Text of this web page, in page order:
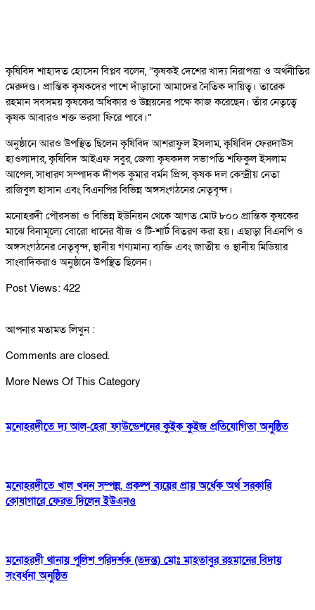
কৃষিবিদ শাহাদত হোসেন বিপ্লব বলেন, “কৃষকই দেশের খাদ্য নিরাপত্তা ও অর্থনীতির
মেরুদণ্ড। প্রান্তিক কৃষকদের পাশে দাঁড়ানো আমাদের নৈতিক দায়িত্ব। তারেক
রহমান সবসময় কৃষকের অধিকার ও উন্নয়নের পক্ষে কাজ করেছেন। তাঁর নেতৃত্বে
কৃষক আবারও শক্ত ভরসা ফিরে পাবে।”
অনুষ্ঠানে আরও উপস্থিত ছিলেন কৃষিবিদ আশরাফুল ইসলাম, কৃষিবিদ ফেরদাউস
হাওলাদার, কৃষিবিদ আইএফ সবুর, জেলা কৃষকদল সভাপতি শফিকুল ইসলাম
আপেল, সাধারণ সম্পাদক দীপক কুমার বর্মন প্রিন্স, কৃষক দল কেন্দ্রীয় নেতা
রাজিবুল হাসান এবং বিএনপির বিভিন্ন অঙ্গসংগঠনের নেতৃবৃন্দ।
মনোহরদী পৌরসভা ও বিভিন্ন ইউনিয়ন থেকে আগত মোট ৮০০ প্রান্তিক কৃষকের
মাঝে বিনামূল্যে বোরো ধানের বীজ ও টি-শার্ট বিতরণ করা হয়। এছাড়া বিএনপি ও
অঙ্গসংগঠনের নেতৃবৃন্দ, স্থানীয় গণ্যমান্য ব্যক্তি এবং জাতীয় ও স্থানীয় মিডিয়ার
সাংবাদিকরাও অনুষ্ঠানে উপস্থিত ছিলেন।
Post Views: 422
আপনার মতামত লিখুন :
Comments are closed.
More News Of This Category
মনোহরদীতে দ্য আল-হেরা ফাউন্ডেশনের কুইক কুইজ প্রতিযোগিতা অনুষ্ঠিত
মনোহরদীতে খাল খনন সম্পন্ন, প্রকল্প ব্যয়ের প্রায় অর্ধেক অর্থ সরকারি
কোষাগারে ফেরত দিলেন ইউএনও
মনোহরদী থানায় পুলিশ পরিদর্শক (তদন্ত) মোঃ মাহতাবুর রহমানের বিদায়
সংবর্ধনা অনুষ্ঠিত